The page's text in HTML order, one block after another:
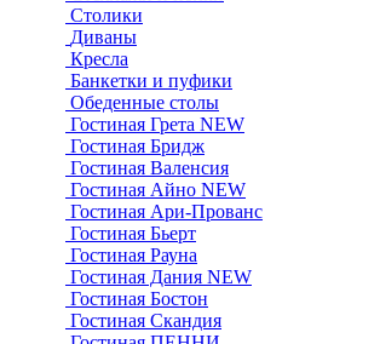
Столики
Диваны
Кресла
Банкетки и пуфики
Обеденные столы
Гостиная Грета NEW
Гостиная Бридж
Гостиная Валенсия
Гостиная Айно NEW
Гостиная Ари-Прованс
Гостиная Бьерт
Гостиная Рауна
Гостиная Дания NEW
Гостиная Бостон
Гостиная Скандия